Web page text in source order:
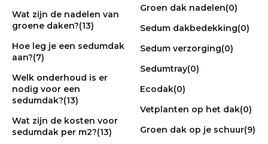
Wat zijn de nadelen van
groene daken?(13)
Hoe leg je een sedumdak
aan?(7)
Welk onderhoud is er
nodig voor een
sedumdak?(13)
Wat zijn de kosten voor
sedumdak per m2?(13)
Groen dak nadelen(0)
Sedum dakbedekking(0)
Sedum verzorging(0)
Sedumtray(0)
Ecodak(0)
Vetplanten op het dak(0)
Groen dak op je schuur(9)